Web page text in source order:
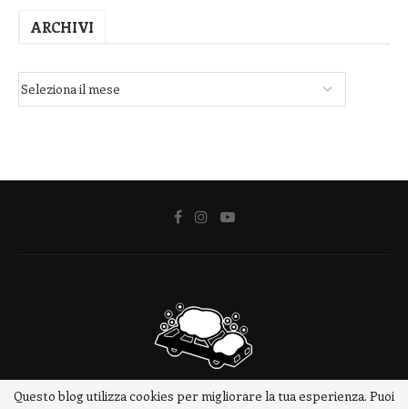
ARCHIVI
Questo blog utilizza cookies per migliorare la tua esperienza. Puoi